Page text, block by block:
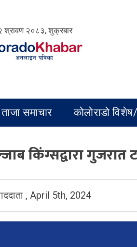
श्रावण २०८३, शुक्रबार
ताजा समाचार कोलोराडो
किंग्सद्वारा गुजरात
, April 5th, 2024